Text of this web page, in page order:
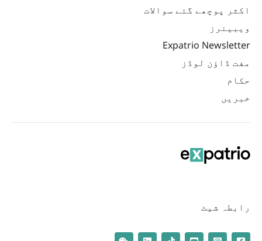
اکثر پوچھے گئے سوالات
ویبینرز
Expatrio Newsletter
مفت ڈاؤن لوڈز
حکام
خبریں
رابطہ شیٹ